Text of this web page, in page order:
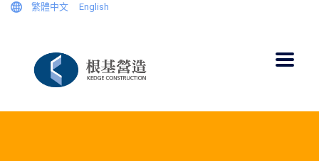
繁體中文 English